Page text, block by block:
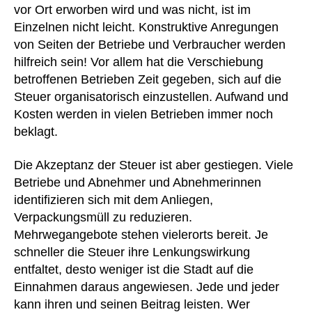
vor Ort erworben wird und was nicht, ist im
Einzelnen nicht leicht. Konstruktive Anregungen
von Seiten der Betriebe und Verbraucher werden
hilfreich sein! Vor allem hat die Verschiebung
betroffenen Betrieben Zeit gegeben, sich auf die
Steuer organisatorisch einzustellen. Aufwand und
Kosten werden in vielen Betrieben immer noch
beklagt.
Die Akzeptanz der Steuer ist aber gestiegen. Viele
Betriebe und Abnehmer und Abnehmerinnen
identifizieren sich mit dem Anliegen,
Verpackungsmüll zu reduzieren.
Mehrwegangebote stehen vielerorts bereit. Je
schneller die Steuer ihre Lenkungswirkung
entfaltet, desto weniger ist die Stadt auf die
Einnahmen daraus angewiesen. Jede und jeder
kann ihren und seinen Beitrag leisten. Wer